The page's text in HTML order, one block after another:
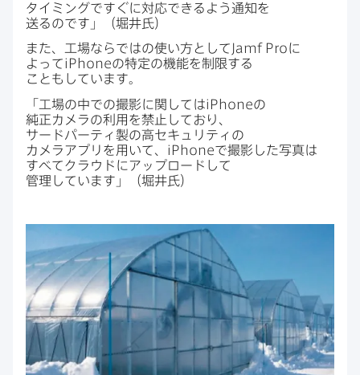
タイミングですぐに​対応できるよう通知を​
送るのです」​（堀井氏）
また、​工場ならではの​使い方と​して Jamf Proに​
よってiPhoneの​特定の​機能を​制限する​
こともしています。
「工場の​中での​撮影に​関してはiPhoneの​
純正カメラの​利用を​禁止しており、​
サードパーティ製の​高セキュリティの​
カメラアプリを​用いて、 iPhoneで​撮影した​写真は​
すべて​クラウドに​アップロードして​
管理しています」​（堀井氏）